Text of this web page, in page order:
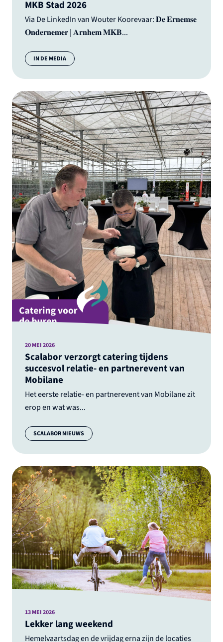
MKB Stad 2026
Via De LinkedIn van Wouter Koorevaar: 𝐃𝐞 𝐄𝐫𝐧𝐞𝐦𝐬𝐞
𝐎𝐧𝐝𝐞𝐫𝐧𝐞𝐦𝐞𝐫 | 𝐀𝐫𝐧𝐡𝐞𝐦 𝐌𝐊𝐁...
Categorie:
IN DE MEDIA
Scalabor verzorgt catering tijdens
succesvol relatie- en partnerevent van
Mobilane
Het eerste relatie- en partnerevent van Mobilane zit
erop en wat was...
20 MEI 2026
Categorie:
SCALABOR NIEUWS
Lekker lang weekend
Hemelvaartsdag en de vrijdag erna zijn de locaties
13 MEI 2026